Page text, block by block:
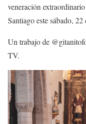
veneración
Santiago este sábado, 22
Un trabajo de
TV.